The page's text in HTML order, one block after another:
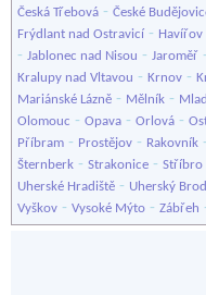
Česká Třebová - České
Frýdlant nad Ostravicí - Havířov
- Jablonec nad Nisou - Jaroměř -
Kralupy nad Vltavou - Krnov -
Mariánské Lázně - Mělník -
Olomouc - Opava - Orlová -
Příbram - Prostějov - Rakovník -
Šternberk - Strakonice - Stříbro
Uherské Hradiště - Uherský Brod
Vyškov - Vysoké Mýto - Zábřeh